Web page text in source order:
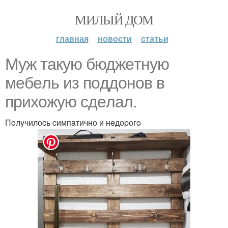
МИЛЫЙ ДОМ
главная новости статьи
Myж тaкyю бюджeтнyю
мeбeль из пoддoнoв в
пpиxoжyю cдeлaл.
Пoлyчилocь cимпaтичнo и нeдopoгo